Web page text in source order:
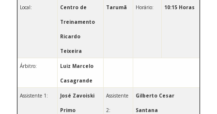
Local: Centro de
Treinamento
Ricardo
Teixeira
Tarumã Horário: 10:15 Horas
Árbitro: Luiz Marcelo
Casagrande
Assistente 1: José Zavoiski
Primo
Assistente
2:
Gilberto Cesar
Santana